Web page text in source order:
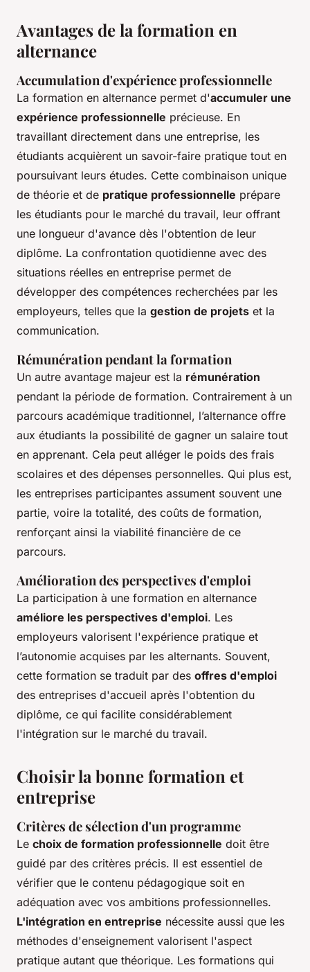
Avantages de la formation en
alternance
Accumulation d'expérience professionnelle
La formation en alternance permet d'accumuler une
expérience professionnelle précieuse. En
travaillant directement dans une entreprise, les
étudiants acquièrent un savoir-faire pratique tout en
poursuivant leurs études. Cette combinaison unique
de théorie et de pratique professionnelle prépare
les étudiants pour le marché du travail, leur offrant
une longueur d'avance dès l'obtention de leur
diplôme. La confrontation quotidienne avec des
situations réelles en entreprise permet de
développer des compétences recherchées par les
employeurs, telles que la gestion de projets et la
communication.
Rémunération pendant la formation
Un autre avantage majeur est la rémunération
pendant la période de formation. Contrairement à un
parcours académique traditionnel, l’alternance offre
aux étudiants la possibilité de gagner un salaire tout
en apprenant. Cela peut alléger le poids des frais
scolaires et des dépenses personnelles. Qui plus est,
les entreprises participantes assument souvent une
partie, voire la totalité, des coûts de formation,
renforçant ainsi la viabilité financière de ce
parcours.
Amélioration des perspectives d'emploi
La participation à une formation en alternance
améliore les perspectives d'emploi. Les
employeurs valorisent l'expérience pratique et
l’autonomie acquises par les alternants. Souvent,
cette formation se traduit par des offres d'emploi
des entreprises d'accueil après l'obtention du
diplôme, ce qui facilite considérablement
l'intégration sur le marché du travail.
Choisir la bonne formation et
entreprise
Critères de sélection d'un programme
Le choix de formation professionnelle doit être
guidé par des critères précis. Il est essentiel de
vérifier que le contenu pédagogique soit en
adéquation avec vos ambitions professionnelles.
L'intégration en entreprise nécessite aussi que les
méthodes d'enseignement valorisent l'aspect
pratique autant que théorique. Les formations qui